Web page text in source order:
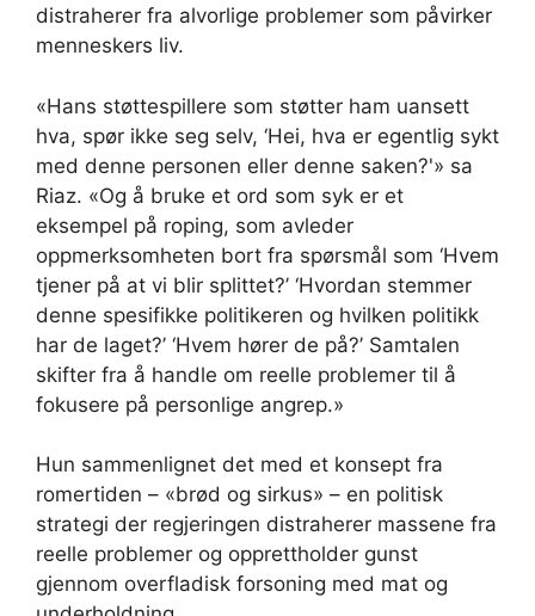
distraherer fra alvorlige problemer som påvirker
menneskers liv.
«Hans støttespillere som støtter ham uansett
hva, spør ikke seg selv, ‘Hei, hva er egentlig sykt
med denne personen eller denne saken?'» sa
Riaz. «Og å bruke et ord som syk er et
eksempel på roping, som avleder
oppmerksomheten bort fra spørsmål som ‘Hvem
tjener på at vi blir splittet?’ ‘Hvordan stemmer
denne spesifikke politikeren og hvilken politikk
har de laget?’ ‘Hvem hører de på?’ Samtalen
skifter fra å handle om reelle problemer til å
fokusere på personlige angrep.»
Hun sammenlignet det med et konsept fra
romertiden – «brød og sirkus» – en politisk
strategi der regjeringen distraherer massene fra
reelle problemer og opprettholder gunst
gjennom overfladisk forsoning med mat og